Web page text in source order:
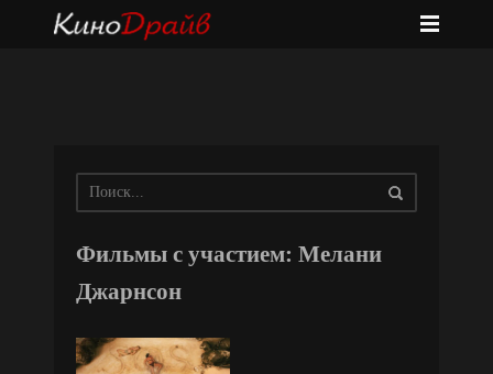
Фильмы с участием: Мелани
Джарнсон